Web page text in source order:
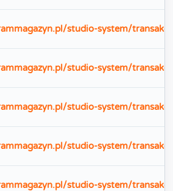
studio-system/
studio-system/
studio-system/
studio-system/
studio-system/